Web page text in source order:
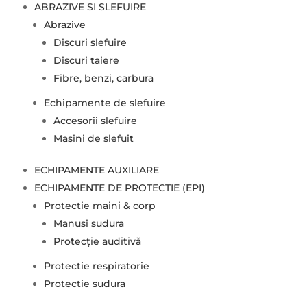
ABRAZIVE SI SLEFUIRE
Abrazive
Discuri slefuire
Discuri taiere
Fibre, benzi, carbura
Echipamente de slefuire
Accesorii slefuire
Masini de slefuit
ECHIPAMENTE AUXILIARE
ECHIPAMENTE DE PROTECTIE (EPI)
Protectie maini & corp
Manusi sudura
Protecție auditivă
Protectie respiratorie
Protectie sudura